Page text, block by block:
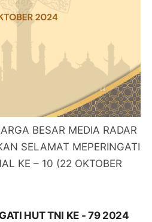
BESAR MEDIA RADAR
SELAMAT MEPERINGATI
KE – 10 (22 OKTOBER
HUT TNI KE - 79 2024